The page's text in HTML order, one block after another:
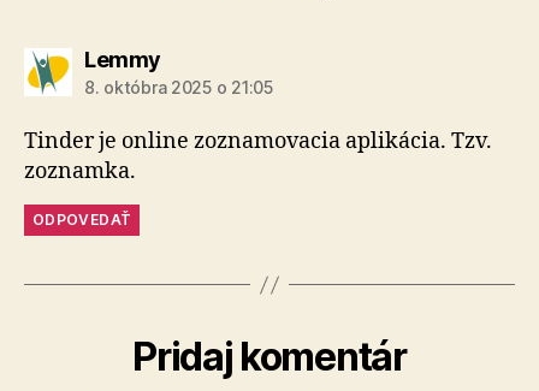
Lemmyhovorí:
8. októbra 2025 o 21:05
Tinder je online zoznamovacia aplikácia. Tzv.
zoznamka.
ODPOVEDAŤ
Pridaj komentár